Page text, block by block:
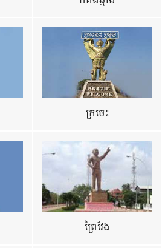
ក្រចេះ
ព្រៃវែង